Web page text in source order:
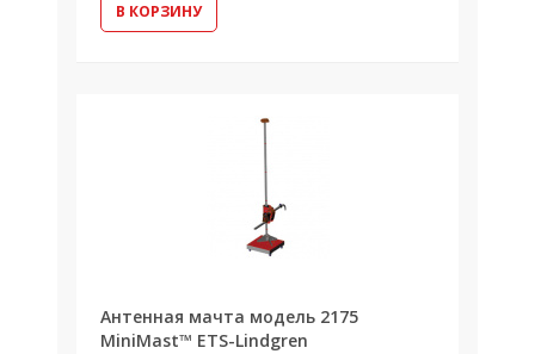
В КОРЗИНУ
Антенная мачта модель 2175
MiniMast™ ETS-Lindgren